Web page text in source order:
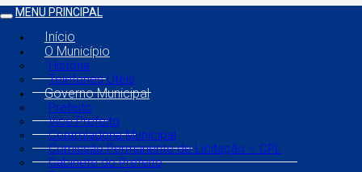
MENU PRINCIPAL
Início
O Município
História
Telefones Úteis
Governo Municipal
Prefeito
Vice Prefeito
Controladoria Municipal
Comissão Permanente de Licitação – CPL
Gabinete do Prefeito